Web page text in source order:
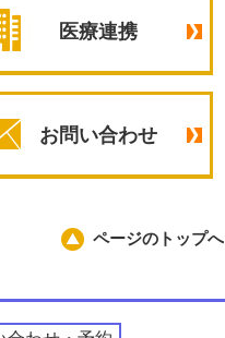
医療連携
お問い合わせ
ページのトップへ